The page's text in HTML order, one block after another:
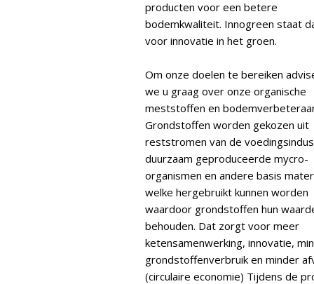
producten voor een betere
bodemkwaliteit. Innogreen staat
voor innovatie in het groen.
Om onze doelen te bereiken
we u graag over onze organische
meststoffen en
Grondstoffen worden gekozen uit
reststromen van de
duurzaam geproduceerde mycro-
organismen en andere basis
welke hergebruikt kunnen worden
waardoor grondstoffen hun
behouden. Dat zorgt voor meer
ketensamenwerking, innovatie,
grondstoffenverbruik en minder
(circulaire economie) Tijdens de